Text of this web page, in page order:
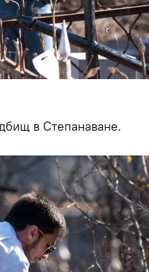
в Степанаване.